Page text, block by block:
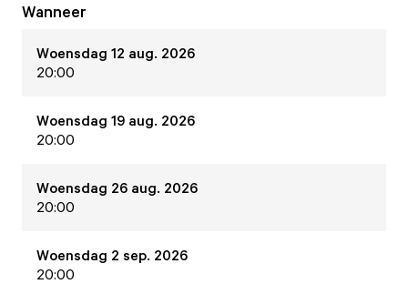
Wanneer
Woensdag 12 aug. 2026
20:00
Woensdag 19 aug. 2026
20:00
Woensdag 26 aug. 2026
20:00
Woensdag 2 sep. 2026
20:00